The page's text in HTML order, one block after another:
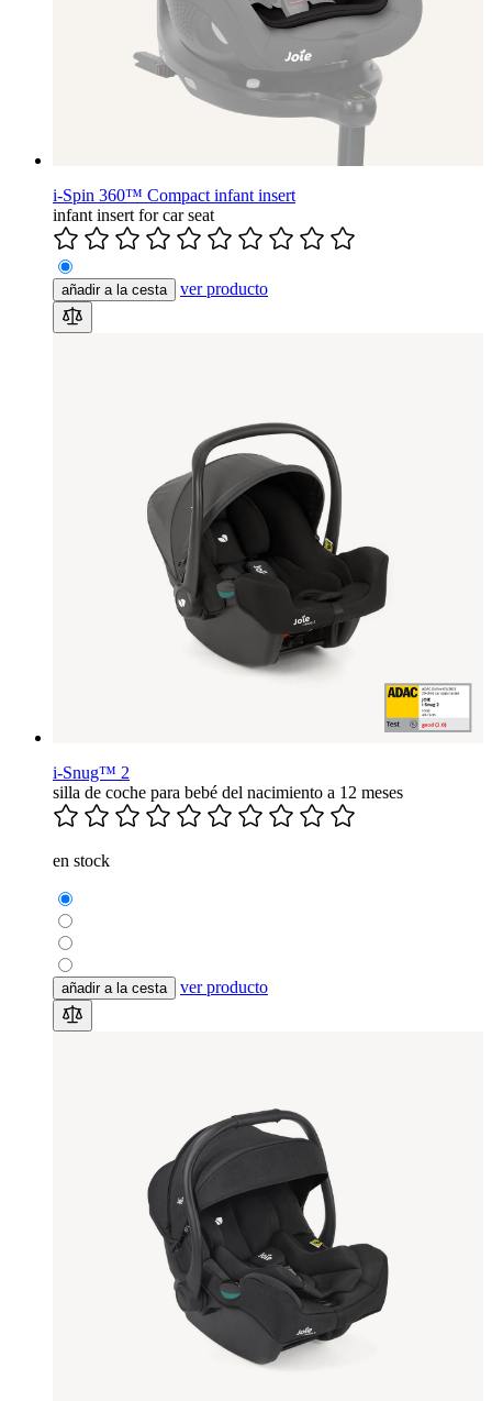
i-Spin 360™ Compact infant insert
infant insert for car seat
añadir a la cesta ver producto
i-Snug™ 2
silla de coche para bebé del nacimiento a 12 meses
en stock
añadir a la cesta ver producto